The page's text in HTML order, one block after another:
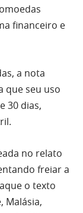
financeiro e
a nota
que seu uso
30 dias,
no relato
freiar a
o texto
Malásia,